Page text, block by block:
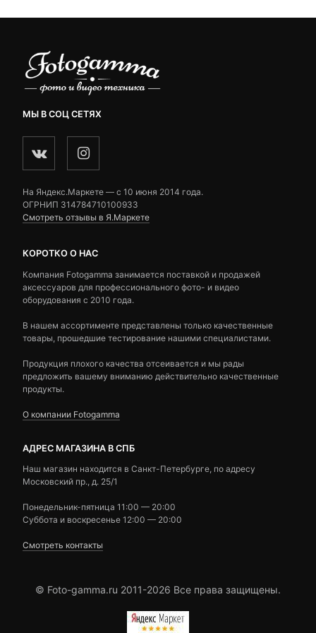
МЫ В СОЦ СЕТЯХ
На Яндекс.Маркете — c 10 июня 2014 года.
ОГРНИП 314784710100933
Смотреть отзывы в Я.Маркете
КОРОТКО О НАС
Компания Fotogamma занимается поставкой и продажей
аксессуаров для профессионального фото- и видео
оборудования с 2010 года.
В нашем ассортименте представлены только качественные
товары, прошедшие тестирование нашими специалистами.
Продукция плохого качества отсеивается и мы рады
предложить вашему вниманию действительно качественные
продукты.
О компании Fotogamma
АДРЕС МАГАЗИНА В СПБ
Наш магазин находится в Санкт-Петербурге, по адресу
Московский пр., д. 25/1
Понедельник-пятница 11:00 — 20:00
Суббота и воскресенье 12:00 — 20:00
Смотреть контакты
© Foto-gamma.ru 2011-2026 Все права защищены.